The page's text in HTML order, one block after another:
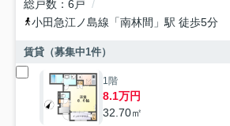
総戸数
6戸
小田急江ノ島線 「南林間 」駅 徒歩5分
賃貸（募集中1件）
1階
8.1万円
32.70㎡